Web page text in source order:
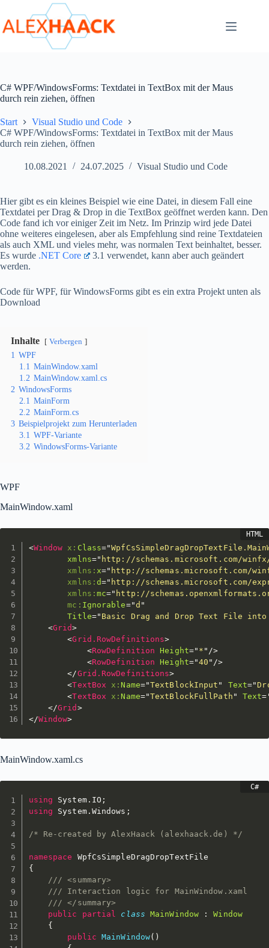
springen
C# WPF/WindowsForms: Textdatei in TextBox mit der Maus
durch rein ziehen, öffnen
Start
Visual Studio und Code
C# WPF/WindowsForms: Textdatei in TextBox mit der Maus
durch rein ziehen, öffnen
10.08.2021 24.07.2025 Visual Studio und Code
Hier gibt es ein kleines Beispiel wie eine Datei, in diesem Fall eine
Textdatei per Drag & Drop in die TextBox geöffnet werden kann. Den
Code fand ich vor einiger Zeit im Netz. Im Prinzip wird jede Datei
ohne weiteres eingelesen, aber als Empfehlung sind reine Textdateien
als auch XML und vieles mehr, was normalen Text beinhaltet, besser.
Es wurde .NET Core
3.1 verwendet, kann aber auch geändert
werden.
Code für WPF, für WindowsForms gibt es ein extra Projekt unten als
Download
Inhalte Verbergen
1 WPF
1.1 MainWindow.xaml
1.2 MainWindow.xaml.cs
2 WindowsForms
2.1 MainForm
2.2 MainForm.cs
3 Beispielprojekt zum Herunterladen
3.1 WPF-Variante
3.2 WindowsForms-Variante
WPF
MainWindow.xaml
<Window x: Class="
xmlns=" http://schemas.microsoft.com/
xmlns: x=" http://schemas.microsoft.com/
xmlns: d=" http://schemas.microsoft.com/
xmlns: mc=" http://
mc: Ignorable="d "
Title=" Basic Drag and Drop Text File into
<Grid>
<Grid.RowDefinitions>
<RowDefinition Height=" * " />
<RowDefinition Height="40 " />
</Grid.RowDefinitions>
<TextBox x:Name="TextBlockInput " Text="
<TextBox x:Name="TextBlockFullPath " Text=
</Grid >
</Window>
MainWindow.xaml.cs
using System. IO ;
using System. Windows ;
/* Re-created by AlexHaack (alexhaack.de) */
namespace
{
/// <summary>
/// Interaction logic for MainWindow.xaml
/// </summary>
public
partial class MainWindow :
Window
{
public
MainWindow( )